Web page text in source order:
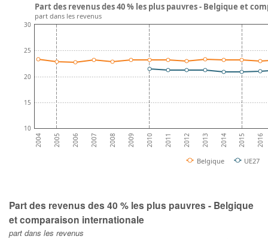
2004 2005 2006 2007 2008 2009 2010 2011 2012 2013 2014 2015 2016
10
15
20
25
30
Belgique UE27
Part des revenus des 40 % les plus pauvres - Belgique et
part dans les revenus
Part des revenus des 40 % les plus pauvres - Belgique
et comparaison internationale
part dans les revenus